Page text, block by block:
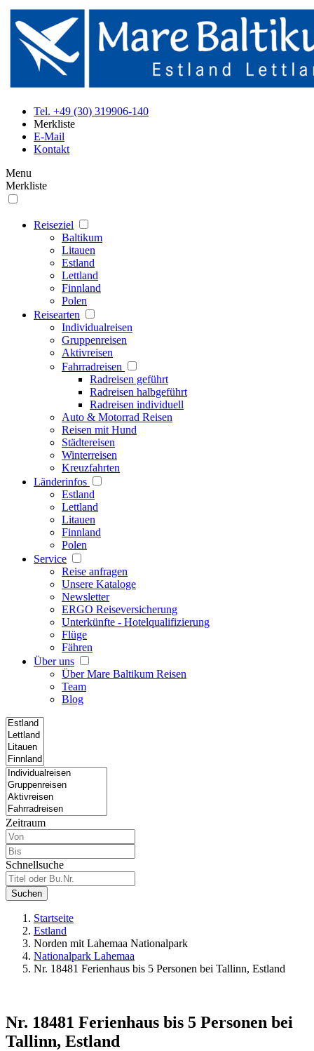
Tel. +49 (30) 319906-140
Merkliste
E-Mail
Kontakt
Menu
Merkliste
Reiseziel
Baltikum
Litauen
Estland
Lettland
Finnland
Polen
Reisearten
Individualreisen
Gruppenreisen
Aktivreisen
Fahrradreisen
Radreisen geführt
Radreisen halbgeführt
Radreisen individuell
Auto & Motorrad Reisen
Reisen mit Hund
Städtereisen
Winterreisen
Kreuzfahrten
Länderinfos
Estland
Lettland
Litauen
Finnland
Polen
Service
Reise anfragen
Unsere Kataloge
Newsletter
ERGO Reiseversicherung
Unterkünfte - Hotelqualifizierung
Flüge
Fähren
Über uns
Über Mare Baltikum Reisen
Team
Blog
Zeitraum
Schnellsuche
Suchen
Startseite
Estland
Norden mit Lahemaa Nationalpark
Nationalpark Lahemaa
Nr. 18481 Ferienhaus bis 5 Personen bei Tallinn, Estland
Nr. 18481 Ferienhaus bis 5 Personen bei
Tallinn, Estland